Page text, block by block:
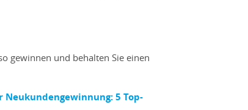
gewinnen und behalten Sie einen
Neukundengewinnung: 5 Top-